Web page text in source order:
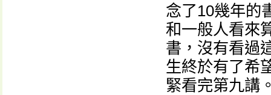
念了10幾年的
和一般人看來
書，沒有看過
生終於有了希
緊看完第九講